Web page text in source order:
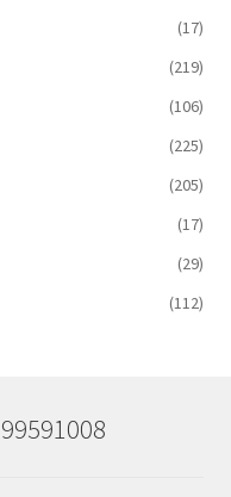
(17)
(219)
(106)
(225)
(205)
(17)
(29)
(112)